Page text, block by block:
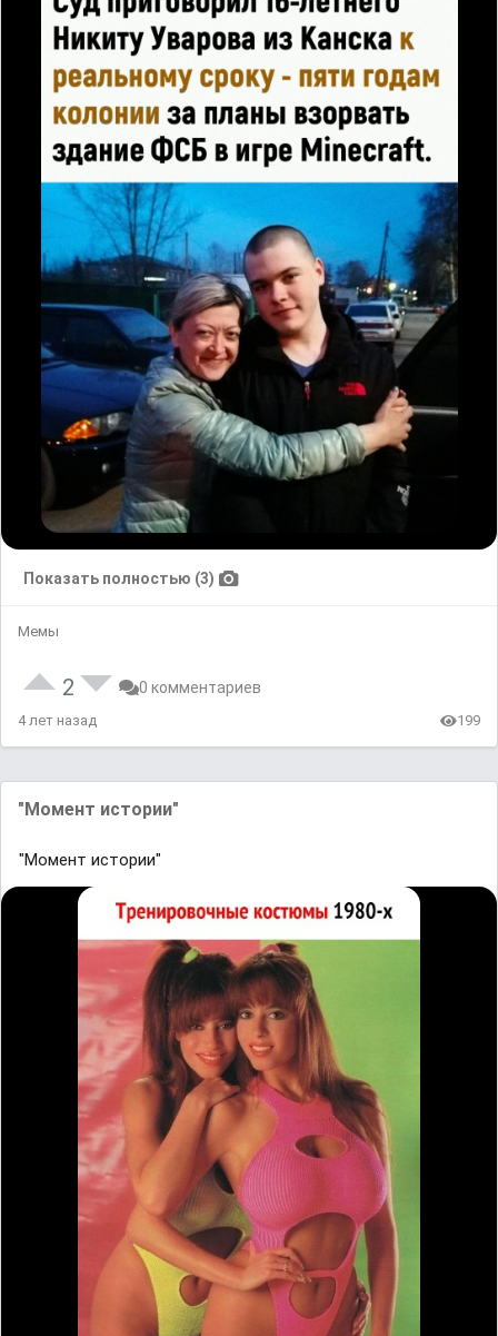
Показать полностью (3)
Мемы
2 0 комментариев
4 лет назад 199
"Момент истории"
"Момент истории"